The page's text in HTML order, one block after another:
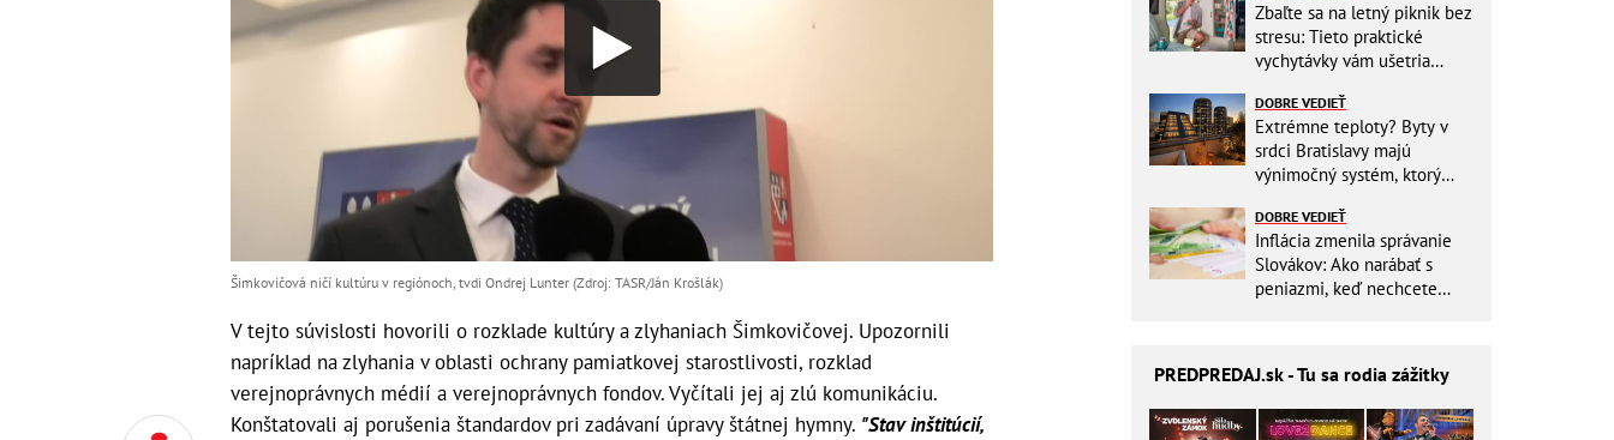
Šimkovičová ničí kultúru v regiónoch, tvdi Ondrej Lunter (Zdroj: TASR/Ján Krošlák)
V tejto súvislosti hovorili o rozklade kultúry a zlyhaniach Šimkovičovej. Upozornili
napríklad na zlyhania v oblasti ochrany pamiatkovej starostlivosti, rozklad
verejnoprávnych médií a verejnoprávnych fondov. Vyčítali jej aj zlú komunikáciu.
Konštatovali aj porušenia štandardov pri zadávaní úpravy štátnej hymny. "Stav inštitúcií,
Zbaľte sa na letný piknik bez
stresu: Tieto praktické
vychytávky vám ušetria
DOBRE VEDIEŤ
Extrémne teploty? Byty v
srdci Bratislavy majú
výnimočný systém, ktorý
DOBRE VEDIEŤ
Inflácia zmenila správanie
Slovákov: Ako narábať s
peniazmi, keď nechcete
PREDPREDAJ.sk - Tu sa rodia zážitky